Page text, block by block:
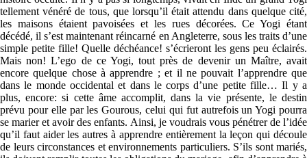
tellement vénéré de tous, que lorsqu’il était attendu dans quelque cité,
les maisons étaient pavoisées et les rues décorées. Ce Yogi étant
décédé, il s’est maintenant réincarné en Angleterre, sous les traits d’une
simple petite fille! Quelle déchéance! s’écrieront les gens peu éclairés.
Mais non! L’ego de ce Yogi, tout près de devenir un Maître, avait
encore quelque chose à apprendre ; et il ne pouvait l’apprendre que
dans le monde occidental et dans le corps d’une petite fille… Il y a
plus, encore: si cette âme accomplit, dans la vie présente, le destin
prévu pour elle par les Gourous, celui qui fut autrefois un Yogi pourra
se marier et avoir des enfants. Ainsi, je voudrais vous pénétrer de l’idée
qu’il faut aider les autres à apprendre entièrement la leçon qui découle
de leurs circonstances et environnements particuliers. S’ils sont mariés,